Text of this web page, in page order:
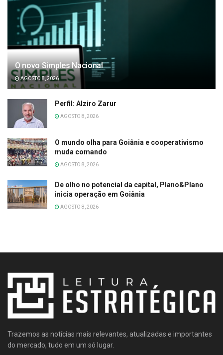
O novo Simples Nacional
AGOSTO 8, 2026
Perfil: Alziro Zarur
AGOSTO 8, 2026
O mundo olha para Goiânia e cooperativismo
muda comando
AGOSTO 8, 2026
De olho no potencial da capital, Plano&Plano
inicia operação em Goiânia
AGOSTO 8, 2026
Trazemos as notícias mais relevantes, atualizadas e importantes
do mercado, tudo em um só lugar.